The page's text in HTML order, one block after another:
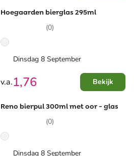
Hoegaarden bierglas 295ml
(0)
Dinsdag 8 September
v.a.1,76 Bekijk
Reno bierpul 300ml met oor - glas
(0)
Dinsdag 8 September